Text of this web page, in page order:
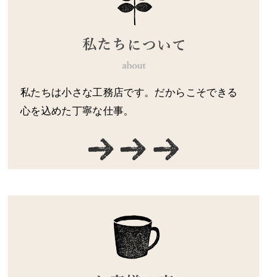
私たちは小さな工務店です。だからこそできる
心を込めた丁寧な仕事。